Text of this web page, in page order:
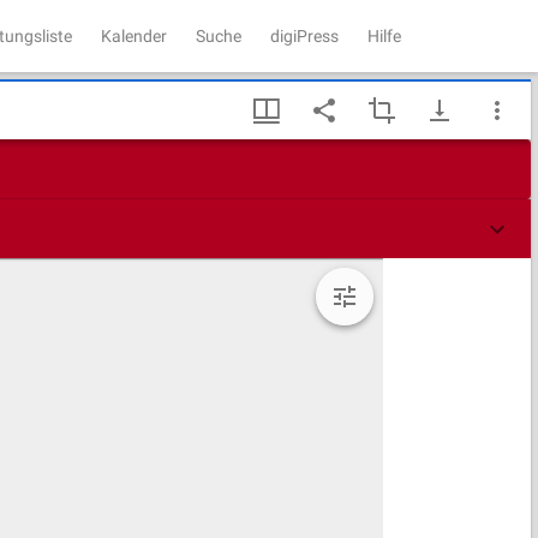
Kalender Suche digiPress Hilfe